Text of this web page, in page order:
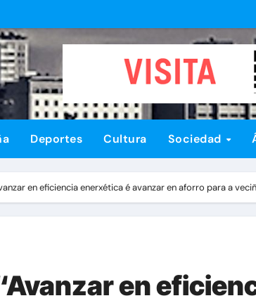
Deportes Cultura Sociedad
en eficiencia enerxética é avanzar en aforro para a
en